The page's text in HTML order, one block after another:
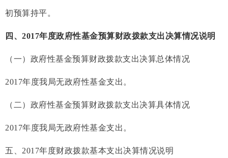
初预算持平。
四、2017年度政府性基金预算财政拨款支出决算情况说明
（一）政府性基金预算财政拨款支出决算总体情况
2017年度我局无政府性基金支出。
（二）政府性基金预算财政拨款支出决算具体情况
2017年度我局无政府性基金支出。
五、2017年度财政拨款基本支出决算情况说明